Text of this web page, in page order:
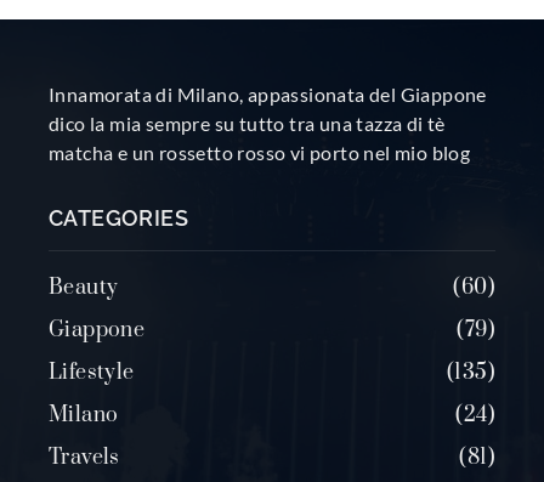
Innamorata di Milano, appassionata del Giappone
dico la mia sempre su tutto tra una tazza di tè
matcha e un rossetto rosso vi porto nel mio blog
CATEGORIES
Beauty
60
Giappone
79
Lifestyle
135
Milano
24
Travels
81